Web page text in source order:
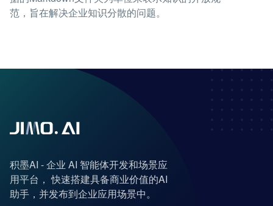
范，旨在解决企业知识分散的问题。
积墨AI - 企业 AI 智能体开发和场景应
用平台， 快速搭建具备商业价值的AI
助手，并发布到企业应用场景中。